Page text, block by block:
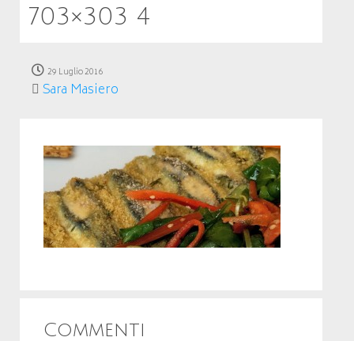
703×303 4
29 Luglio 2016
Sara Masiero
Commenti